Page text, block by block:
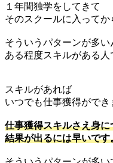
１年間独学をしてきて
そのスクールに入ってか
そういうパターンが多い
ある程度スキルがある人
スキルがあれば
いつでも仕事獲得ができ
仕事獲得スキルさえ身に
結果が出るには早いです